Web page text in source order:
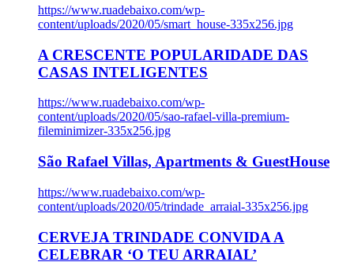
https://www.ruadebaixo.com/wp-
content/uploads/2020/05/smart_house-335x256.jpg
A CRESCENTE POPULARIDADE DAS
CASAS INTELIGENTES
https://www.ruadebaixo.com/wp-
content/uploads/2020/05/sao-rafael-villa-premium-
fileminimizer-335x256.jpg
São Rafael Villas, Apartments & GuestHouse
https://www.ruadebaixo.com/wp-
content/uploads/2020/05/trindade_arraial-335x256.jpg
CERVEJA TRINDADE CONVIDA A
CELEBRAR ‘O TEU ARRAIAL’